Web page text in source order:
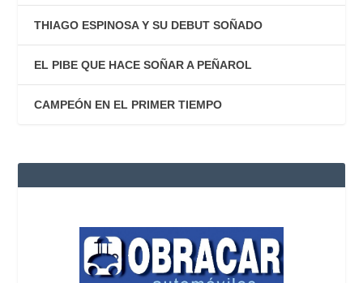
THIAGO ESPINOSA Y SU DEBUT SOÑADO
EL PIBE QUE HACE SOÑAR A PEÑAROL
CAMPEÓN EN EL PRIMER TIEMPO